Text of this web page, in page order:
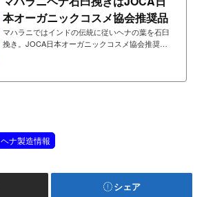
本オーガニックコスメ協会推奨品
マハラニではインドの伝統に従いヘナの葉を石臼
挽き。JOCA日本オーガニックコスメ協会推奨
ヘナ製造情報
シェア